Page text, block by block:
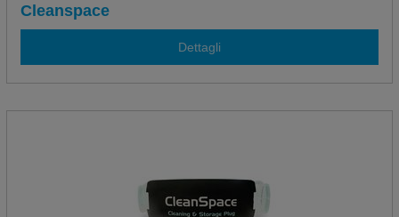
Cleanspace
Dettagli